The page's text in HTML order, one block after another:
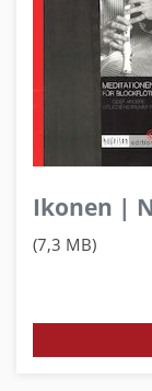
Ikonen |
(7,3 MB)